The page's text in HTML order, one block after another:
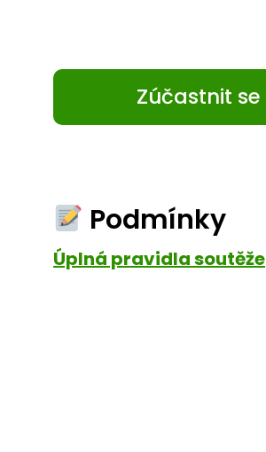
Zúčastnit se
Podmínky
Úplná pravidla soutěže